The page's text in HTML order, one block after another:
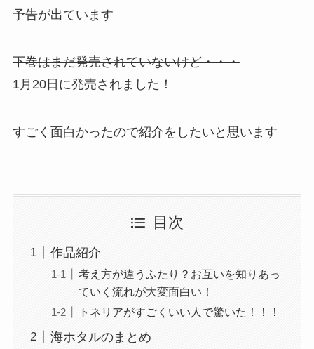
予告が出ています
下巻はまだ発売されていないけど・・・
1月20日に発売されました！
すごく面白かったので紹介をしたいと思います
目次
作品紹介
考え方が違うふたり？お互いを知りあっ
ていく流れが大変面白い！
トネリアがすごくいい人で驚いた！！！
海ホタルのまとめ